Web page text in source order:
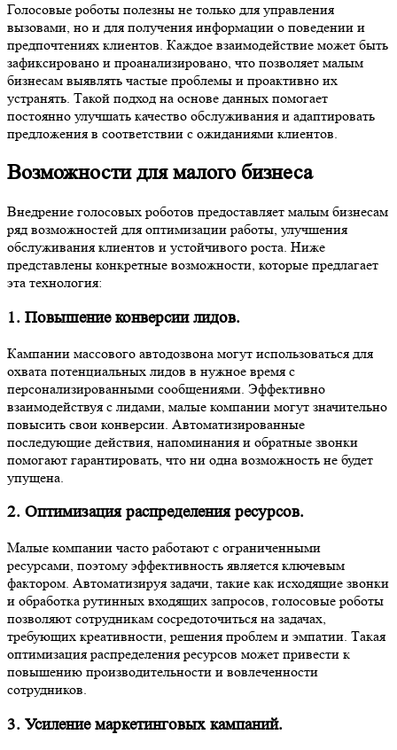
Голосовые роботы полезны не только для управления
вызовами, но и для получения информации о поведении и
предпочтениях клиентов. Каждое взаимодействие может быть
зафиксировано и проанализировано, что позволяет малым
бизнесам выявлять частые проблемы и проактивно их
устранять. Такой подход на основе данных помогает
постоянно улучшать качество обслуживания и адаптировать
предложения в соответствии с ожиданиями клиентов.
Возможности для малого бизнеса
Внедрение голосовых роботов предоставляет малым бизнесам
ряд возможностей для оптимизации работы, улучшения
обслуживания клиентов и устойчивого роста. Ниже
представлены конкретные возможности, которые предлагает
эта технология:
1. Повышение конверсии лидов.
Кампании массового автодозвона могут использоваться для
охвата потенциальных лидов в нужное время с
персонализированными сообщениями. Эффективно
взаимодействуя с лидами, малые компании могут значительно
повысить свои конверсии. Автоматизированные
последующие действия, напоминания и обратные звонки
помогают гарантировать, что ни одна возможность не будет
упущена.
2. Оптимизация распределения ресурсов.
Малые компании часто работают с ограниченными
ресурсами, поэтому эффективность является ключевым
фактором. Автоматизируя задачи, такие как исходящие звонки
и обработка рутинных входящих запросов, голосовые роботы
позволяют сотрудникам сосредоточиться на задачах,
требующих креативности, решения проблем и эмпатии. Такая
оптимизация распределения ресурсов может привести к
повышению производительности и вовлеченности
сотрудников.
3. Усиление маркетинговых кампаний.